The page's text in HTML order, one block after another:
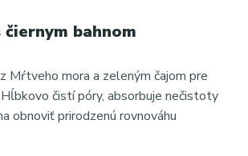
bahnom
Mŕtveho mora a zeleným čajom pre
čistí póry, absorbuje nečistoty
obnoviť prirodzenú rovnováhu